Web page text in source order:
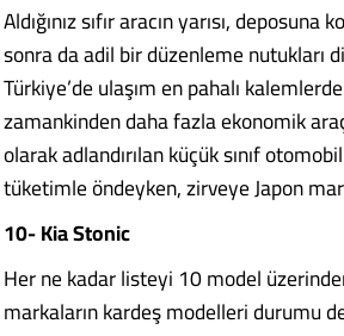
Aldığınız sıfır aracın yarısı,
sonra da adil bir düzenleme nutukları
Türkiye’de ulaşım en pahalı
zamankinden daha fazla ekonomik
olarak adlandırılan küçük sınıf
tüketimle öndeyken, zirveye Japon
10- KiaStonic
Her ne kadar listeyi 10 model
markaların kardeş modelleri durumu